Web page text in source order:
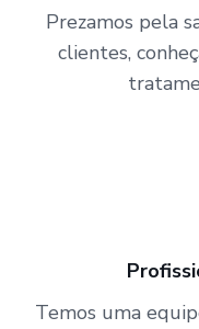
Prezamos pela
clientes,
Temos uma